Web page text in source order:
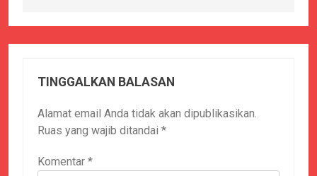
TINGGALKAN BALASAN
Alamat email Anda tidak akan dipublikasikan.
Ruas yang wajib ditandai *
Komentar *